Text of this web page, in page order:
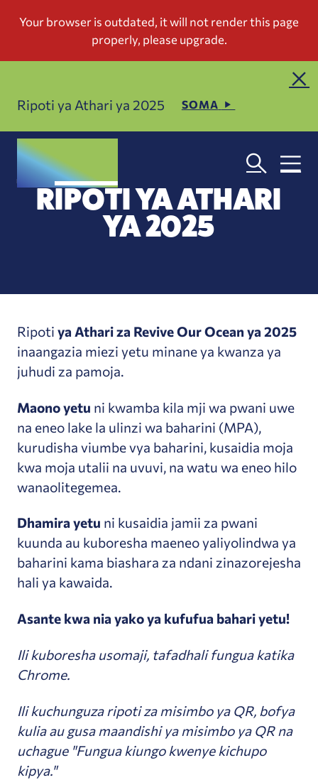
Ripoti ya Athari ya 2025 SOMA
RIPOTI YA ATHARI
YA 2025
Ripoti ya Athari za Revive Our Ocean ya 2025
inaangazia miezi yetu minane ya kwanza ya
juhudi za pamoja.
Maono yetu ni kwamba kila mji wa pwani uwe
na eneo lake la ulinzi wa baharini (MPA),
kurudisha viumbe vya baharini, kusaidia moja
kwa moja utalii na uvuvi, na watu wa eneo hilo
wanaolitegemea.
Dhamira yetu ni kusaidia jamii za pwani
kuunda au kuboresha maeneo yaliyolindwa ya
baharini kama biashara za ndani zinazorejesha
hali ya kawaida.
Asante kwa nia yako ya kufufua bahari yetu!
Ili kuboresha usomaji, tafadhali fungua katika
Chrome.
Ili kuchunguza ripoti za misimbo ya QR, bofya
kulia au gusa maandishi ya misimbo ya QR na
uchague "Fungua kiungo kwenye kichupo
kipya."